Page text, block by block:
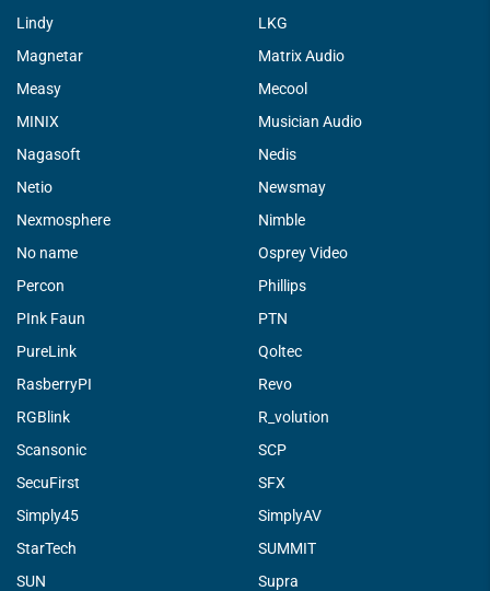
Lindy
LKG
Magnetar
Matrix Audio
Measy
Mecool
MINIX
Musician Audio
Nagasoft
Nedis
Netio
Newsmay
Nexmosphere
Nimble
No name
Osprey Video
Percon
Phillips
PInk Faun
PTN
PureLink
Qoltec
RasberryPI
Revo
RGBlink
R_volution
Scansonic
SCP
SecuFirst
SFX
Simply45
SimplyAV
StarTech
SUMMIT
SUN
Supra